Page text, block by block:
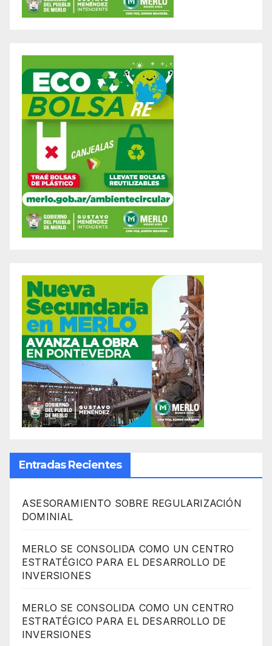
Entradas Recientes
ASESORAMIENTO SOBRE REGULARIZACIÓN
DOMINIAL
MERLO SE CONSOLIDA COMO UN CENTRO
ESTRATÉGICO PARA EL DESARROLLO DE
INVERSIONES
MERLO SE CONSOLIDA COMO UN CENTRO
ESTRATÉGICO PARA EL DESARROLLO DE
INVERSIONES